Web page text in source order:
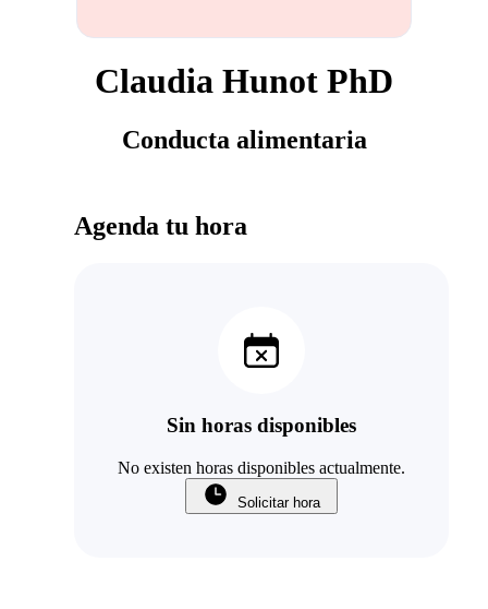
Claudia Hunot PhD
Conducta alimentaria
Agenda tu hora
Sin horas disponibles
No existen horas disponibles actualmente.
Solicitar hora